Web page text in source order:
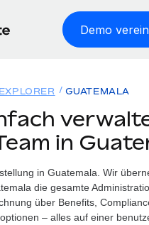
Demo
BESCHÄFTIGUNG
Payroll
rechtssicher Payroll
of Record
ABDECKUNG
Explorer
Unterstützung bei
RECHNER
GUATEMALA
in
in Guatemala. Wir
die gesamte
über Benefits,
– alles auf einer